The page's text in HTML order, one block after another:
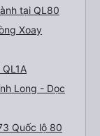
tại QL80
Xoay
Long - Dọc
Quốc lộ 80